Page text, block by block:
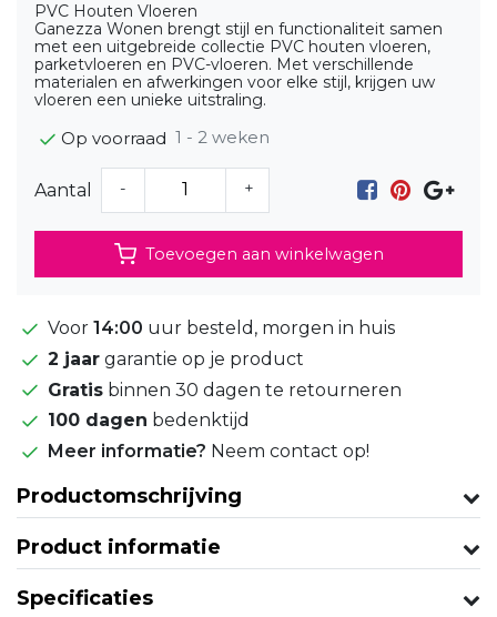
PVC Houten Vloeren
Ganezza Wonen brengt stijl en functionaliteit samen
met een uitgebreide collectie PVC houten vloeren,
parketvloeren en PVC-vloeren. Met verschillende
materialen en afwerkingen voor elke stijl, krijgen uw
vloeren een unieke uitstraling.
Op voorraad 1 - 2 weken
Aantal - +
Toevoegen aan winkelwagen
Voor 14:00 uur besteld, morgen in huis
2 jaar garantie op je product
Gratis binnen 30 dagen te retourneren
100 dagen bedenktijd
Meer informatie? Neem contact op!
Productomschrijving
Product informatie
Specificaties